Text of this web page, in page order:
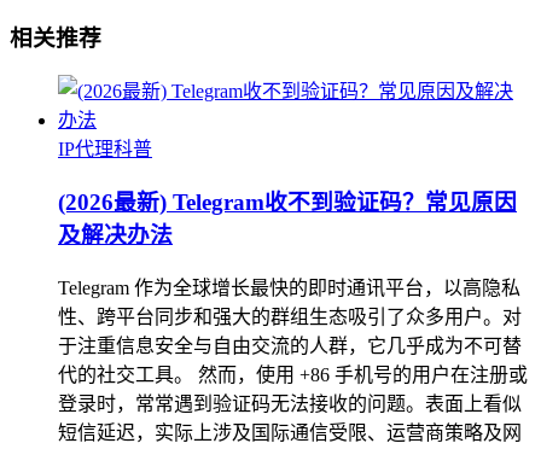
相关推荐
IP代理科普
(2026最新) Telegram收不到验证码？常见原因
及解决办法
Telegram 作为全球增长最快的即时通讯平台，以高隐私
性、跨平台同步和强大的群组生态吸引了众多用户。对
于注重信息安全与自由交流的人群，它几乎成为不可替
代的社交工具。 然而，使用 +86 手机号的用户在注册或
登录时，常常遇到验证码无法接收的问题。表面上看似
短信延迟，实际上涉及国际通信受限、运营商策略及网